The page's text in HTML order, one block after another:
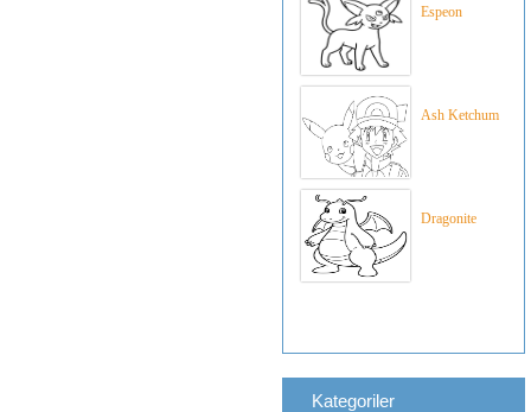
Espeon
Ash Ketchum
Dragonite
Kategoriler